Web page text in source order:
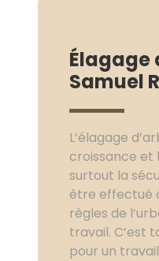
Élagage
Samuel R
L’élagage
croissance et
surtout la
être effectué
règles de
travail. C’est
pour un